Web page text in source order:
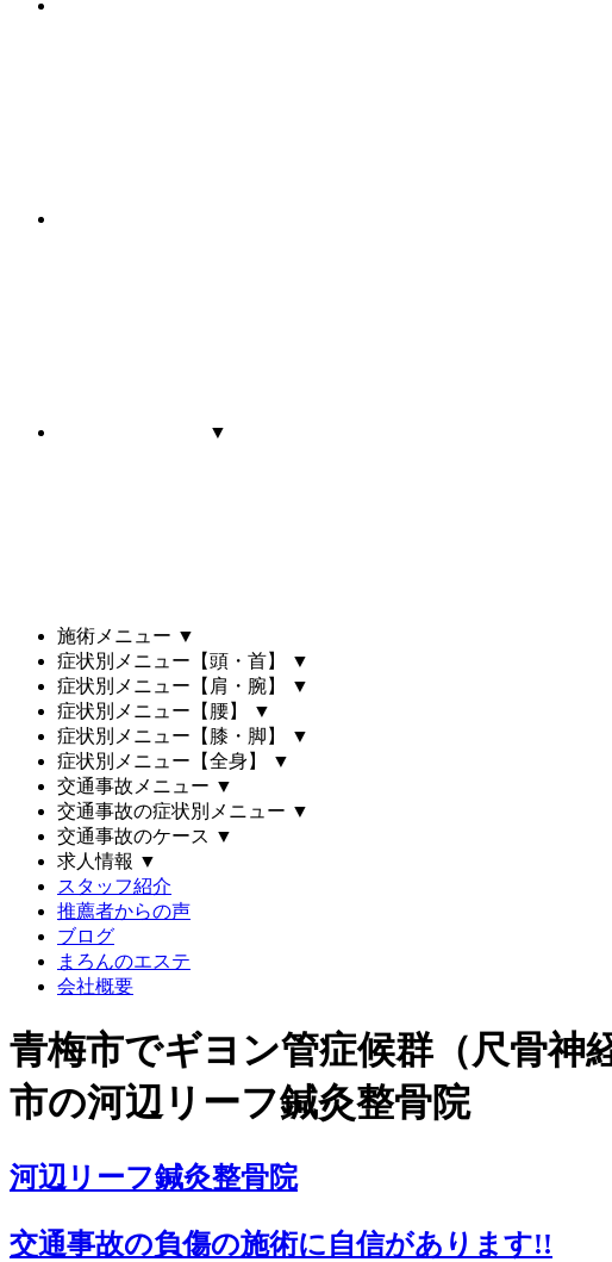
▼
施術メニュー ▼
症状別メニュー【頭・首】
▼
症状別メニュー【肩・腕】
▼
症状別メニュー【腰】
▼
症状別メニュー【膝・脚】
▼
症状別メニュー【全身】
▼
交通事故メニュー ▼
交通事故の症状別メニュー ▼
交通事故のケース ▼
求人情報 ▼
スタッフ紹介
推薦者からの声
ブログ
まろんのエステ
会社概要
青梅市でギヨン管症候群（尺骨神
市の河辺リーフ鍼灸整骨院
河辺リーフ鍼灸整骨院
交通事故の負傷の施術に自信があります!!